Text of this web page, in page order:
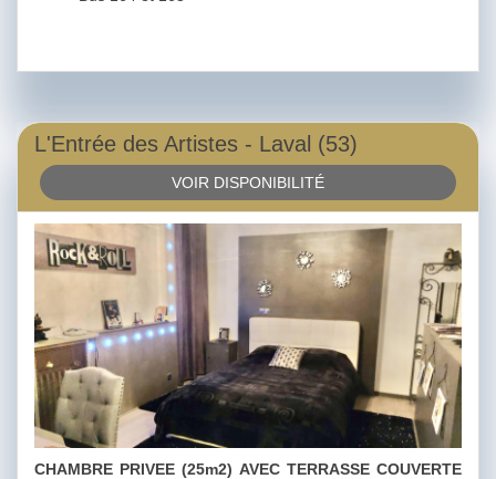
L'Entrée des Artistes - Laval (53)
VOIR DISPONIBILITÉ
CHAMBRE PRIVEE (25m2) AVEC TERRASSE COUVERTE